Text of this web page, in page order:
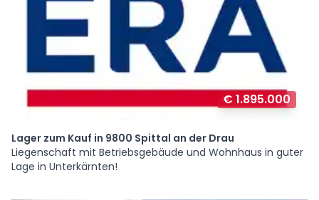
€ 1.895.000
Lager zum Kauf in 9800 Spittal an der Drau
Liegenschaft mit Betriebsgebäude und Wohnhaus in guter
Lage in Unterkärnten!